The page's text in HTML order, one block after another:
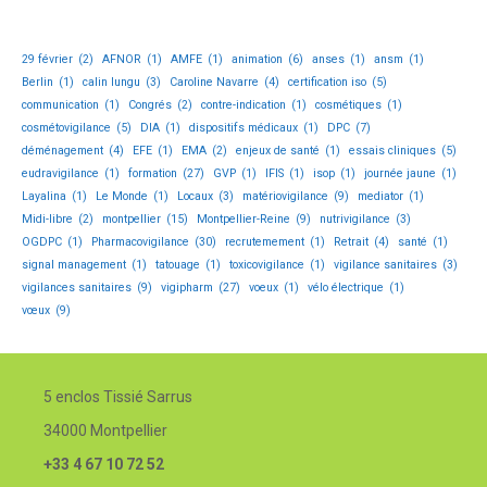
29 février (2) AFNOR (1) AMFE (1) animation (6) anses (1) ansm (1)
Berlin (1) calin lungu (3) Caroline Navarre (4) certification iso (5)
communication (1) Congrés (2) contre-indication (1) cosmétiques (1)
cosmétovigilance (5) DIA (1) dispositifs médicaux (1) DPC (7)
déménagement (4) EFE (1) EMA (2) enjeux de santé (1) essais cliniques (5)
eudravigilance (1) formation (27) GVP (1) IFIS (1) isop (1) journée jaune (1)
Layalina (1) Le Monde (1) Locaux (3) matériovigilance (9) mediator (1)
Midi-libre (2) montpellier (15) Montpellier-Reine (9) nutrivigilance (3)
OGDPC (1) Pharmacovigilance (30) recrutemement (1) Retrait (4) santé (1)
signal management (1) tatouage (1) toxicovigilance (1) vigilance sanitaires (3)
vigilances sanitaires (9) vigipharm (27) voeux (1) vélo électrique (1)
vœux (9)
5 enclos Tissié Sarrus
34000 Montpellier
+33 4 67 10 72 52